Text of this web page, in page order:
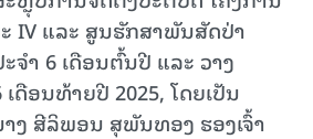
IV ແລະ ສູນຮັກສາພັນສັດປ່າ
ຈຳ 6 ເດືອນຕົ້ນປີ ແລະ ວາງ
ດືອນທ້າຍປີ 2025, ໂດຍເປັນ
ງ ສີລິພອນ ສຸພັນທອງ ຮອງເຈົ້າ